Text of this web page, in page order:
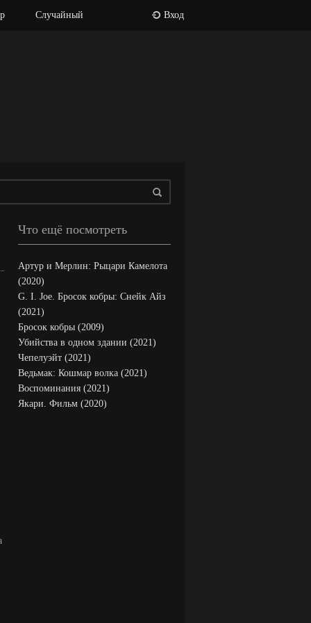
Случайный Вход
Что ещё посмотреть
Артур и Мерлин: Рыцари Камелота
(2020)
G. I. Joe. Бросок кобры: Снейк Айз
(2021)
Бросок кобры (2009)
Убийства в одном здании (2021)
Чепелуэйт (2021)
Ведьмак: Кошмар волка (2021)
Воспоминания (2021)
Якари. Фильм (2020)